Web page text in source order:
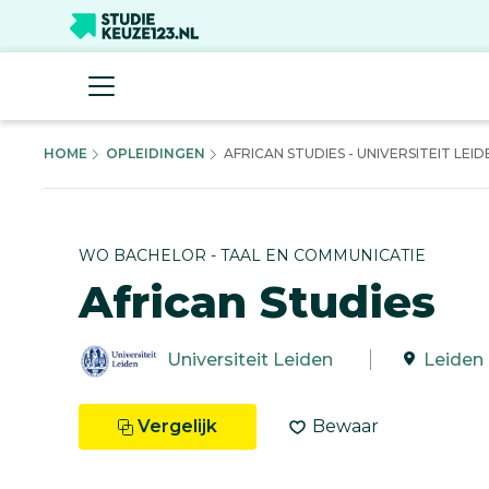
HOME OPLEIDINGEN AFRICAN STUDIES - UNIVERSITEIT
WO BACHELOR - TAAL EN COMMUNICATIE
African Studies
Universiteit Leiden Leiden
Vergelijk Bewaar